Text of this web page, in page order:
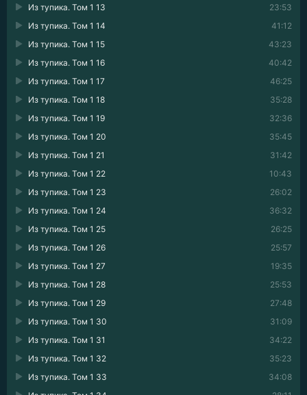
23:53
Из тупика. Том 1 13
41:12
Из тупика. Том 1 14
43:23
Из тупика. Том 1 15
40:42
Из тупика. Том 1 16
46:25
Из тупика. Том 1 17
35:28
Из тупика. Том 1 18
32:36
Из тупика. Том 1 19
35:45
Из тупика. Том 1 20
31:42
Из тупика. Том 1 21
10:43
Из тупика. Том 1 22
26:02
Из тупика. Том 1 23
36:32
Из тупика. Том 1 24
26:25
Из тупика. Том 1 25
25:57
Из тупика. Том 1 26
19:35
Из тупика. Том 1 27
25:53
Из тупика. Том 1 28
27:48
Из тупика. Том 1 29
31:09
Из тупика. Том 1 30
34:22
Из тупика. Том 1 31
35:23
Из тупика. Том 1 32
34:08
Из тупика. Том 1 33